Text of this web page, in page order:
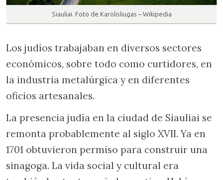
Siauliai. Foto de Karolisliugas – Wikipedia
Los judíos trabajaban en diversos sectores
económicos, sobre todo como curtidores, en
la industria metalúrgica y en diferentes
oficios artesanales.
La presencia judía en la ciudad de Siauliai se
remonta probablemente al siglo XVII. Ya en
1701 obtuvieron permiso para construir una
sinagoga. La vida social y cultural era